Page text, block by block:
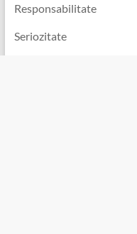
Responsabilitate
Seriozitate